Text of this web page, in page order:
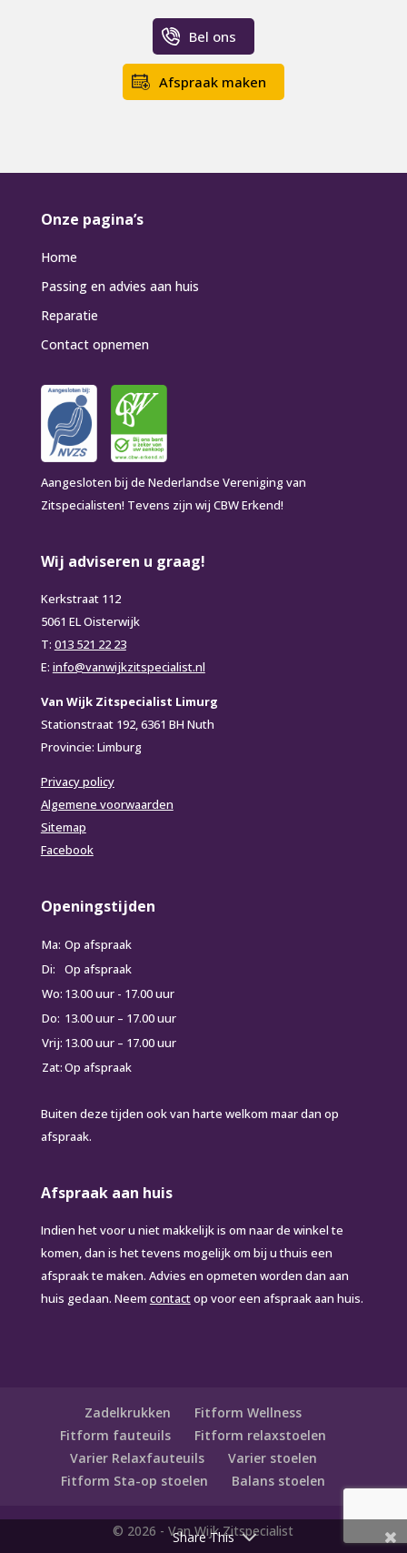
Bel ons
Afspraak maken
Onze pagina’s
Home
Passing en advies aan huis
Reparatie
Contact opnemen
Aangesloten bij de Nederlandse Vereniging van
Zitspecialisten! Tevens zijn wij CBW Erkend!
Wij adviseren u graag!
Kerkstraat 112
5061 EL Oisterwijk
T: 013 521 22 23
E: info@vanwijkzitspecialist.nl
Van Wijk Zitspecialist Limurg
Stationstraat 192, 6361 BH Nuth
Provincie: Limburg
Privacy policy
Algemene voorwaarden
Sitemap
Facebook
Openingstijden
Ma: Op afspraak
Di:
Op afspraak
Wo: 13.00 uur - 17.00 uur
Do: 13.00 uur – 17.00 uur
Vrij: 13.00 uur – 17.00 uur
Zat:Op afspraak
Buiten deze tijden ook van harte welkom maar dan op
afspraak.
Afspraak aan huis
Indien het voor u niet makkelijk is om naar de winkel te
komen, dan is het tevens mogelijk om bij u thuis een
afspraak te maken. Advies en opmeten worden dan aan
huis gedaan. Neem contactop voor een afspraak aan huis.
Zadelkrukken
Fitform Wellness
Fitform fauteuils
Fitform relaxstoelen
Varier Relaxfauteuils
Varier stoelen
Fitform Sta-op stoelen
Balans stoelen
© 2026 - Van Wijk Zitspecialist
Share This